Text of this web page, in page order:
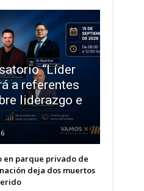
“Líder
a referentes
liderazgo e
en parque privado de
deja dos muertos